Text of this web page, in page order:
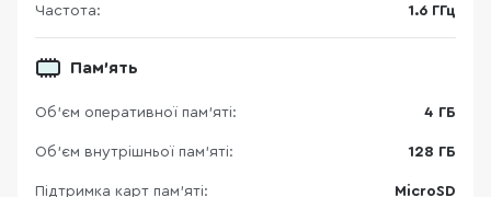
Частота: 1.6 ГГц
Пам'ять
Об’єм оперативної пам’яті: 4 ГБ
Об'єм внутрішньої пам'яті: 128 ГБ
Підтримка карт пам’яті: MicroSD